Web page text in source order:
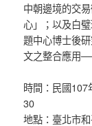
中朝邊境的交
心」；以及白
題中心博士後
文之整合應用
時間：民國107
30
地點：臺北市